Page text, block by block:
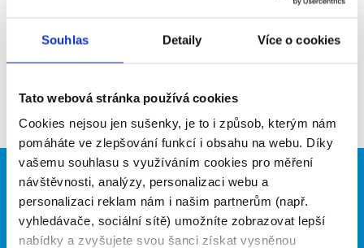
Souhlas Detaily Více o cookies
Tato webová stránka používá cookies
Cookies nejsou jen sušenky, je to i způsob, kterým nám
pomáháte ve zlepšování funkcí i obsahu na webu. Díky
vašemu souhlasu s využíváním cookies pro měření
návštěvnosti, analýzy, personalizaci webu a
personalizaci reklam nám i našim partnerům (např.
vyhledávače, sociální sítě) umožníte zobrazovat lepší
nabídky a zvyšujete svou šanci získat vysněnou
Zpět
Brigádníci
Články
Hledané brigády
Firmy
Vložit inzerát
Ceník